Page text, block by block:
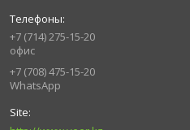
+7 (714) 275-15-20
офис
+7 (708) 475-15-20
WhatsApp